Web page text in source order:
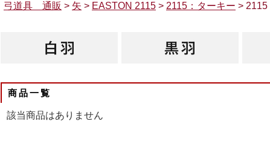
弓道具 通販 > 矢 > EASTON 2115 > 2115：ターキー > 2115
商品一覧
該当商品はありません